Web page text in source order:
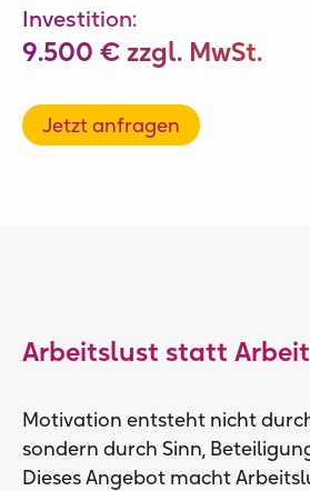
Investition:
9.500 € zzgl. MwSt.
Jetzt anfragen
Arbeitslust statt
Motivation entsteht nicht
sondern durch Sinn,
Dieses Angebot macht